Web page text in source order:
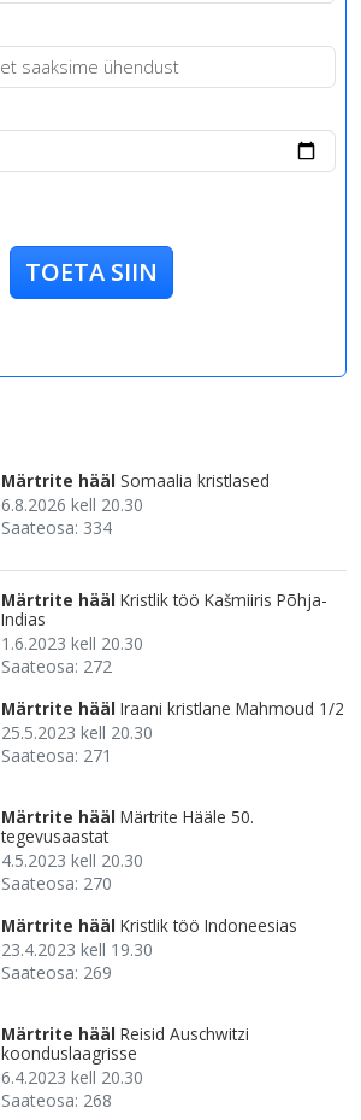
TOETA SIIN
Märtrite hääl Somaalia kristlased
6.8.2026 kell 20.30
Saateosa: 334
Märtrite hääl Kristlik töö Kašmiiris Põhja-
Indias
1.6.2023 kell 20.30
Saateosa: 272
Märtrite hääl Iraani kristlane Mahmoud 1/2
25.5.2023 kell 20.30
Saateosa: 271
Märtrite hääl Märtrite Hääle 50.
tegevusaastat
4.5.2023 kell 20.30
Saateosa: 270
Märtrite hääl Kristlik töö Indoneesias
23.4.2023 kell 19.30
Saateosa: 269
Märtrite hääl Reisid Auschwitzi
koonduslaagrisse
6.4.2023 kell 20.30
Saateosa: 268